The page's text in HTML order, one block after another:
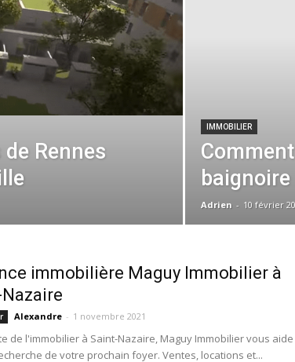
Rennes
IMMOBILIER
baignoire
Adrien - 10 février
immobilière Maguy Immobilier à
Alexandre - 1 novembre 2021
de l'immobilier à Saint-Nazaire, Maguy Immobilier vous aide
de votre prochain foyer. Ventes, locations et...